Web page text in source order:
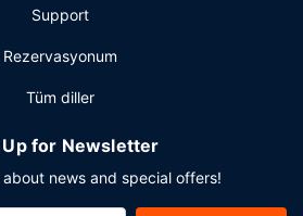
Support
Rezervasyonum
Tüm diller
Up for Newsletter
news and special offers!